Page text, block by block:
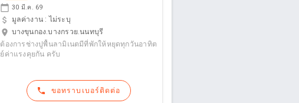
calendar_today 30 มี.ค. 69
attach_money มูลค่างาน :ไม่ระบุ
location_on บางขุนกอง.บางกรวย.นนทบุรี
ต้องการช่างปูพื้นลามิเนตมีที่พักให้หยุดทุกวันอาทิต
ย์ค่าแรงคุยกัน ครับ
phone ขอทราบเบอร์ติดต่อ